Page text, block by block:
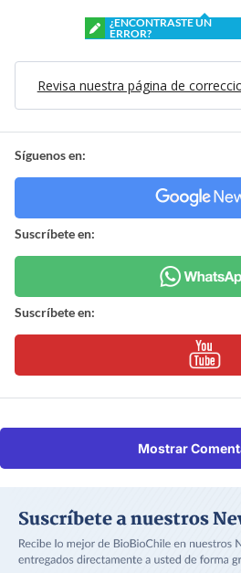
¿ENCONTRASTE UN
ERROR?
Revisa nuestra página de
Síguenos en:
Suscríbete en:
Suscríbete en:
Mostrar